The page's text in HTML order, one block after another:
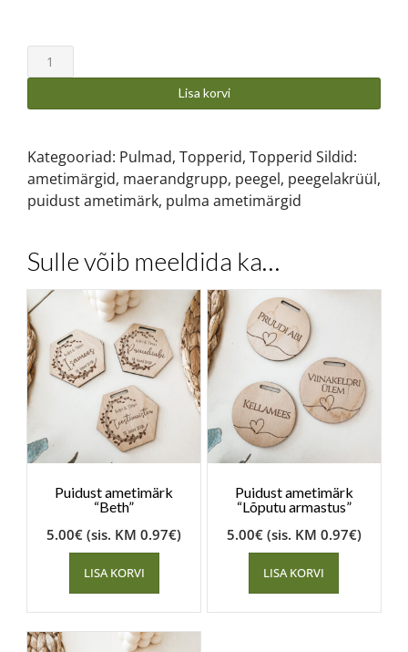
Lisa korvi
Kategooriad: Pulmad, Topperid, Topperid Sildid:
ametimärgid, maerandgrupp, peegel, peegelakrüül,
puidust ametimärk, pulma ametimärgid
Sulle võib meeldida ka…
Puidust ametimärk
“Beth”
5.00€ (sis. KM0.97€)
LISA KORVI
Puidust ametimärk
“Lõputu armastus”
5.00€ (sis. KM 0.97€)
LISA KORVI